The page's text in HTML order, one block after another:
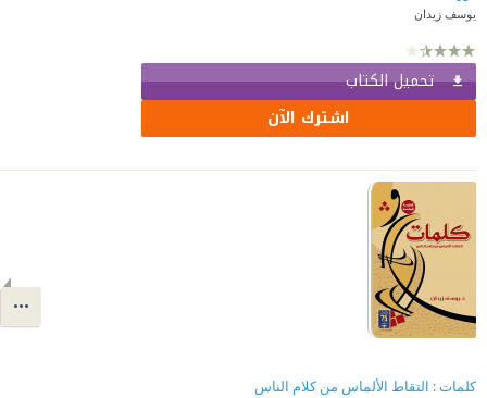
يوسف زيدان
تحميل الكتاب
اشترك الآن
كلمات : التقاط الألماس من كلام الناس